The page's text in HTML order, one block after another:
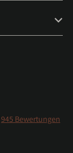
945 Bewertungen